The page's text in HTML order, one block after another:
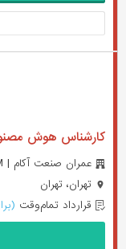
کارشناس هوش
عمران صنعت آکام | OMRAN SANAT AKAM
تهران، تهران
قرارداد تمام‌وقت